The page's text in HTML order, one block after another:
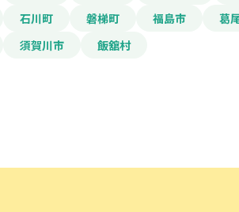
石川町 磐梯町 福島市 葛
須賀川市 飯舘村